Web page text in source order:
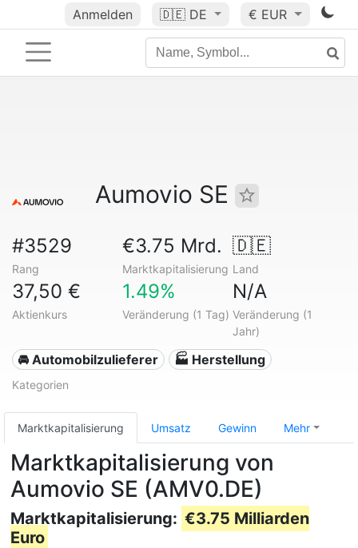
Anmelden 🇩🇪 DE € EUR
Aumovio SE
#3529
Rang
€3.75 Mrd.
Marktkapitalisierung
🇩🇪
Land
37,50 €
Aktienkurs
1.49%
Veränderung (1 Tag)
N/A
Veränderung (1
Jahr)
🚘 Automobilzulieferer 🏭 Herstellung
Kategorien
Marktkapitalisierung Umsatz Gewinn Mehr
Marktkapitalisierung von
Aumovio SE (AMV0.DE)
Marktkapitalisierung: €3.75 Milliarden
Euro